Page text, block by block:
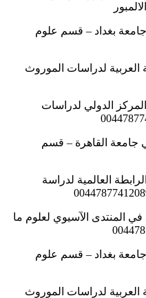
بغداد – قسم علوم
العربية لدراسات الموروث
الدولي لدراسات
جامعة القاهرة – قسم
العالمية لدراسة
المنتدى الآسيوي لعلوم ما
بغداد – قسم علوم
العربية لدراسات الموروث